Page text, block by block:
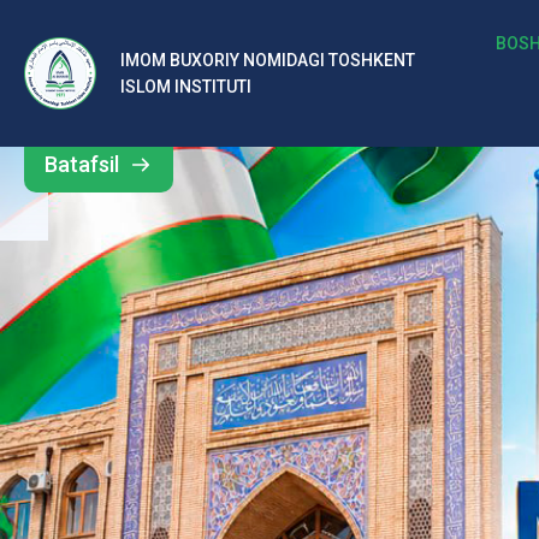
IMOM BUXORIY NOMIDAGI TOSHKENT
ISLOM INSTITUTI
b
al
ar
o‘
rt
a
si
d
Barcha
yangiliklar
Batafsil